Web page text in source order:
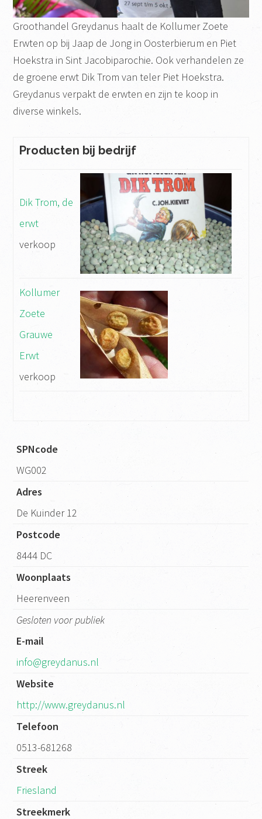
Groothandel Greydanus haalt de Kollumer Zoete
Erwten op bij Jaap de Jong in Oosterbierum en Piet
Hoekstra in Sint Jacobiparochie. Ook verhandelen ze
de groene erwt Dik Trom van teler Piet Hoekstra.
Greydanus verpakt de erwten en zijn te koop in
diverse winkels.
Producten bij bedrijf
Dik Trom, de
erwt
verkoop
Kollumer
Zoete
Grauwe
Erwt
verkoop
SPNcode
WG002
Adres
De Kuinder 12
Postcode
8444 DC
Woonplaats
Heerenveen
Gesloten voor publiek
E-mail
info@greydanus.nl
Website
http://www.greydanus.nl
Telefoon
0513-681268
Streek
Friesland
Streekmerk